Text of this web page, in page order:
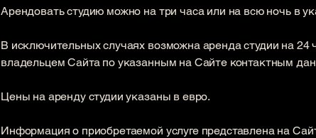
Арендовать студию можно на три часа или на всю ночь в
В исключительных случаях возможна аренда студии на 24
владельцем Сайта по указанным на Сайте контактным
​Цены на аренду студии указаны в евро.
Информация о приобретаемой услуге представлена ​​на